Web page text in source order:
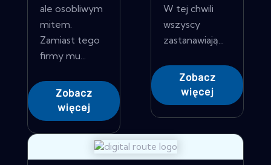
ale osobliwym
mitem.
Zamiast tego
firmy mu...
Zobacz
więcej
W tej chwili
wszyscy
zastanawiają...
Zobacz
więcej